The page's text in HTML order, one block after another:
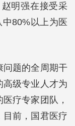
明强在接受采
80%以上为医
问题的全周期干
级专业人才为
疗专家团队，
目前，国君医疗